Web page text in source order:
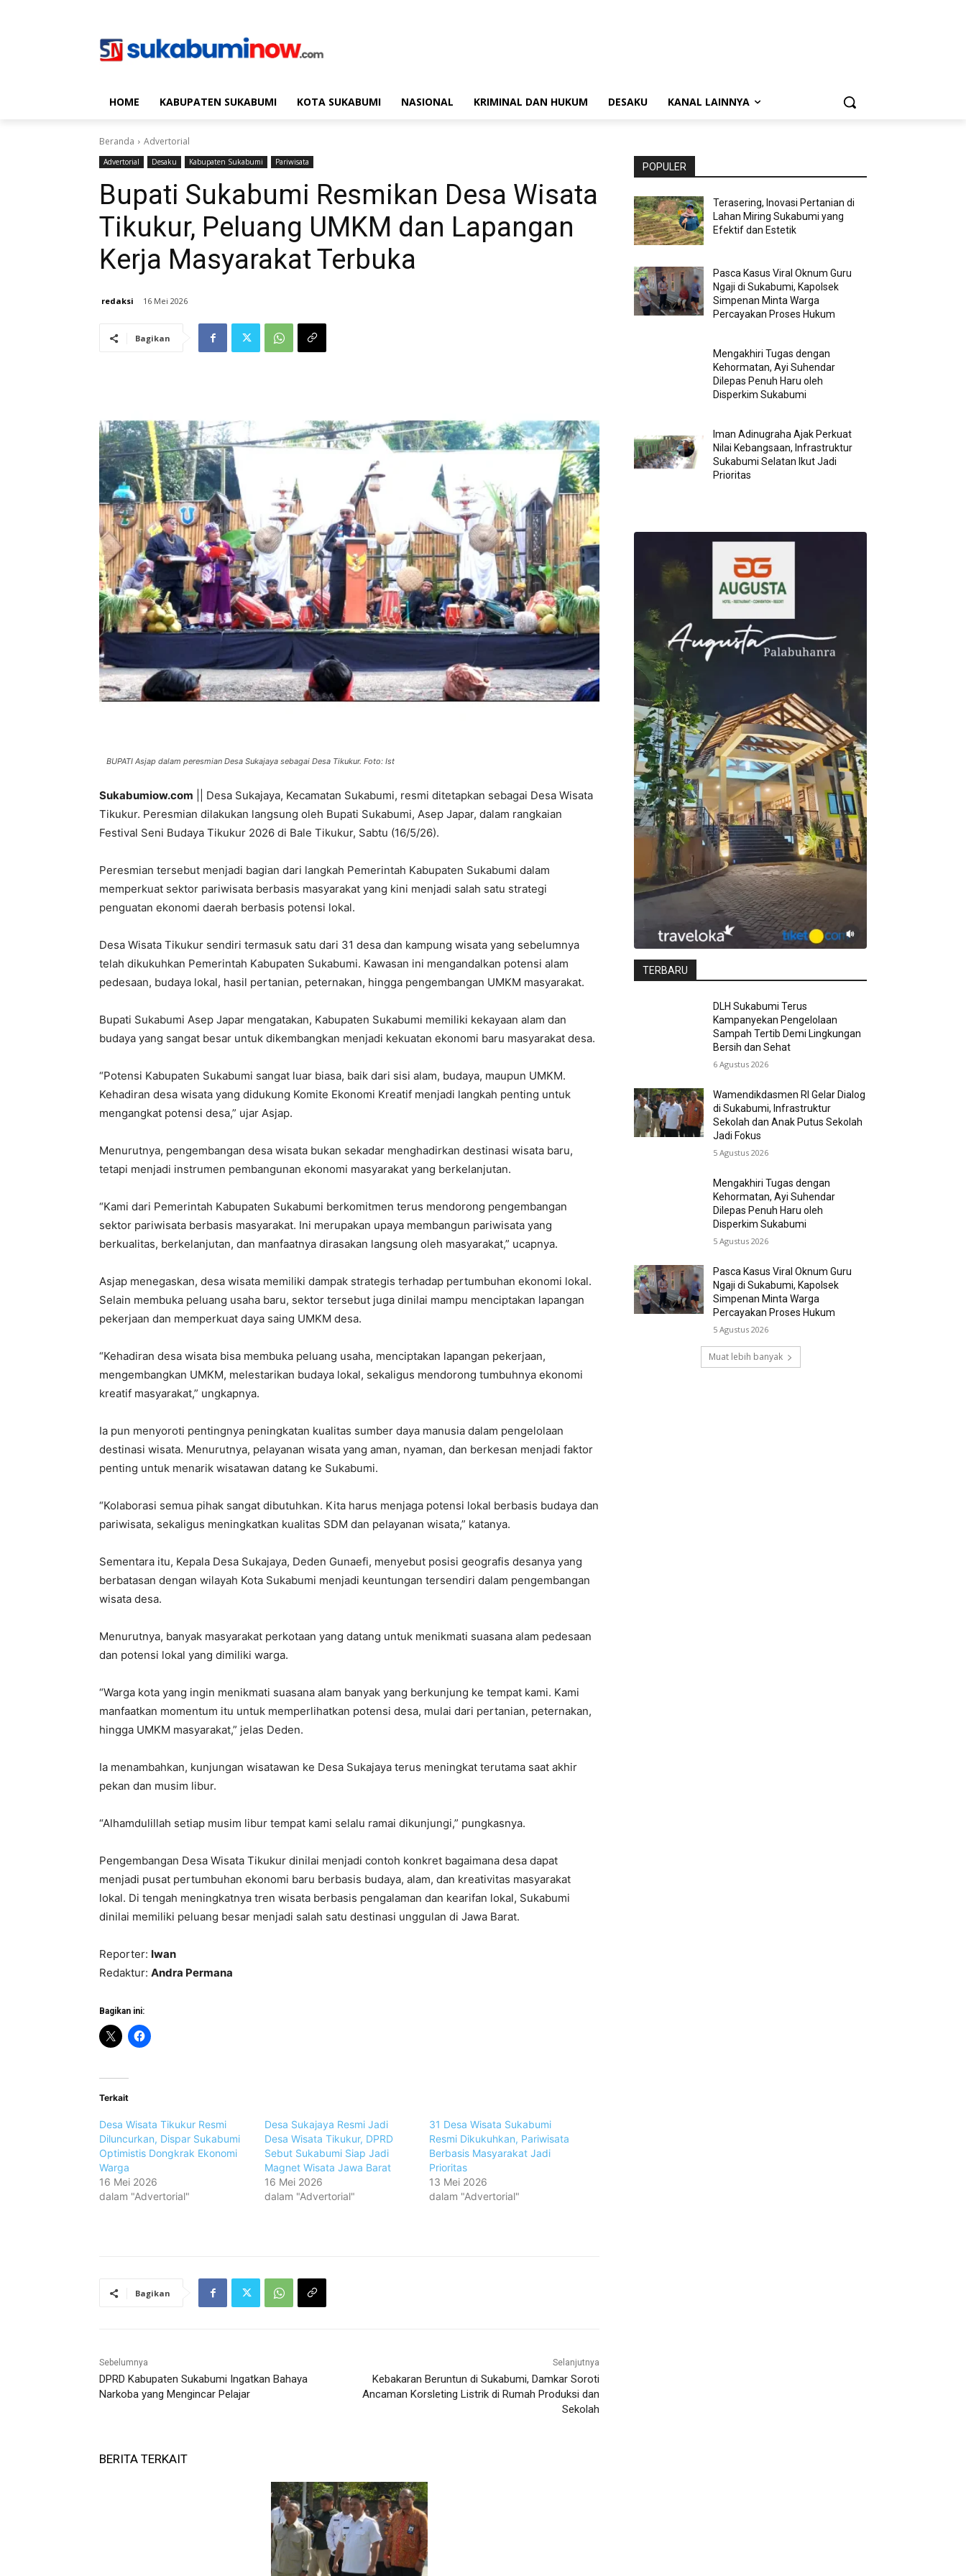
HOME KABUPATEN SUKABUMI KOTA SUKABUMI NASIONAL KRIMINAL DAN HUKUM DESAKU KANAL LAINNYA
Beranda Advertorial
Advertorial Desaku Kabupaten Sukabumi Pariwisata
Bupati Sukabumi Resmikan Desa Wisata
Tikukur, Peluang UMKM dan Lapangan
Kerja Masyarakat Terbuka
redaksi 16 Mei 2026
Bagikan
BUPATI Asjap dalam peresmian Desa Sukajaya sebagai Desa Tikukur. Foto: Ist
Sukabumiow.com || Desa Sukajaya, Kecamatan Sukabumi, resmi ditetapkan sebagai Desa Wisata
Tikukur. Peresmian dilakukan langsung oleh Bupati Sukabumi, Asep Japar, dalam rangkaian
Festival Seni Budaya Tikukur 2026 di Bale Tikukur, Sabtu (16/5/26).
Peresmian tersebut menjadi bagian dari langkah Pemerintah Kabupaten Sukabumi dalam
memperkuat sektor pariwisata berbasis masyarakat yang kini menjadi salah satu strategi
penguatan ekonomi daerah berbasis potensi lokal.
Desa Wisata Tikukur sendiri termasuk satu dari 31 desa dan kampung wisata yang sebelumnya
telah dikukuhkan Pemerintah Kabupaten Sukabumi. Kawasan ini mengandalkan potensi alam
pedesaan, budaya lokal, hasil pertanian, peternakan, hingga pengembangan UMKM masyarakat.
Bupati Sukabumi Asep Japar mengatakan, Kabupaten Sukabumi memiliki kekayaan alam dan
budaya yang sangat besar untuk dikembangkan menjadi kekuatan ekonomi baru masyarakat desa.
“Potensi Kabupaten Sukabumi sangat luar biasa, baik dari sisi alam, budaya, maupun UMKM.
Kehadiran desa wisata yang didukung Komite Ekonomi Kreatif menjadi langkah penting untuk
mengangkat potensi desa,” ujar Asjap.
Menurutnya, pengembangan desa wisata bukan sekadar menghadirkan destinasi wisata baru,
tetapi menjadi instrumen pembangunan ekonomi masyarakat yang berkelanjutan.
“Kami dari Pemerintah Kabupaten Sukabumi berkomitmen terus mendorong pengembangan
sektor pariwisata berbasis masyarakat. Ini merupakan upaya membangun pariwisata yang
berkualitas, berkelanjutan, dan manfaatnya dirasakan langsung oleh masyarakat,” ucapnya.
Asjap menegaskan, desa wisata memiliki dampak strategis terhadap pertumbuhan ekonomi lokal.
Selain membuka peluang usaha baru, sektor tersebut juga dinilai mampu menciptakan lapangan
pekerjaan dan memperkuat daya saing UMKM desa.
“Kehadiran desa wisata bisa membuka peluang usaha, menciptakan lapangan pekerjaan,
mengembangkan UMKM, melestarikan budaya lokal, sekaligus mendorong tumbuhnya ekonomi
kreatif masyarakat,” ungkapnya.
Ia pun menyoroti pentingnya peningkatan kualitas sumber daya manusia dalam pengelolaan
destinasi wisata. Menurutnya, pelayanan wisata yang aman, nyaman, dan berkesan menjadi faktor
penting untuk menarik wisatawan datang ke Sukabumi.
“Kolaborasi semua pihak sangat dibutuhkan. Kita harus menjaga potensi lokal berbasis budaya dan
pariwisata, sekaligus meningkatkan kualitas SDM dan pelayanan wisata,” katanya.
Sementara itu, Kepala Desa Sukajaya, Deden Gunaefi, menyebut posisi geografis desanya yang
berbatasan dengan wilayah Kota Sukabumi menjadi keuntungan tersendiri dalam pengembangan
wisata desa.
Menurutnya, banyak masyarakat perkotaan yang datang untuk menikmati suasana alam pedesaan
dan potensi lokal yang dimiliki warga.
“Warga kota yang ingin menikmati suasana alam banyak yang berkunjung ke tempat kami. Kami
manfaatkan momentum itu untuk memperlihatkan potensi desa, mulai dari pertanian, peternakan,
hingga UMKM masyarakat,” jelas Deden.
Ia menambahkan, kunjungan wisatawan ke Desa Sukajaya terus meningkat terutama saat akhir
pekan dan musim libur.
“Alhamdulillah setiap musim libur tempat kami selalu ramai dikunjungi,” pungkasnya.
Pengembangan Desa Wisata Tikukur dinilai menjadi contoh konkret bagaimana desa dapat
menjadi pusat pertumbuhan ekonomi baru berbasis budaya, alam, dan kreativitas masyarakat
lokal. Di tengah meningkatnya tren wisata berbasis pengalaman dan kearifan lokal, Sukabumi
dinilai memiliki peluang besar menjadi salah satu destinasi unggulan di Jawa Barat.
Reporter: Iwan
Redaktur: Andra Permana
Bagikan ini:
Terkait
Desa Wisata Tikukur Resmi
Diluncurkan, Dispar Sukabumi
Optimistis Dongkrak Ekonomi
Warga
16 Mei 2026
dalam "Advertorial"
Desa Sukajaya Resmi Jadi
Desa Wisata Tikukur, DPRD
Sebut Sukabumi Siap Jadi
Magnet Wisata Jawa Barat
16 Mei 2026
dalam "Advertorial"
31 Desa Wisata Sukabumi
Resmi Dikukuhkan, Pariwisata
Berbasis Masyarakat Jadi
Prioritas
13 Mei 2026
dalam "Advertorial"
Bagikan
Sebelumnya
DPRD Kabupaten Sukabumi Ingatkan Bahaya
Narkoba yang Mengincar Pelajar
Selanjutnya
Kebakaran Beruntun di Sukabumi, Damkar Soroti
Ancaman Korsleting Listrik di Rumah Produksi dan
Sekolah
BERITA TERKAIT
POPULER
Terasering, Inovasi Pertanian di
Lahan Miring Sukabumi yang
Efektif dan Estetik
Pasca Kasus Viral Oknum Guru
Ngaji di Sukabumi, Kapolsek
Simpenan Minta Warga
Percayakan Proses Hukum
Mengakhiri Tugas dengan
Kehormatan, Ayi Suhendar
Dilepas Penuh Haru oleh
Disperkim Sukabumi
Iman Adinugraha Ajak Perkuat
Nilai Kebangsaan, Infrastruktur
Sukabumi Selatan Ikut Jadi
Prioritas
TERBARU
DLH Sukabumi Terus
Kampanyekan Pengelolaan
Sampah Tertib Demi Lingkungan
Bersih dan Sehat
6 Agustus 2026
Wamendikdasmen RI Gelar Dialog
di Sukabumi, Infrastruktur
Sekolah dan Anak Putus Sekolah
Jadi Fokus
5 Agustus 2026
Mengakhiri Tugas dengan
Kehormatan, Ayi Suhendar
Dilepas Penuh Haru oleh
Disperkim Sukabumi
5 Agustus 2026
Pasca Kasus Viral Oknum Guru
Ngaji di Sukabumi, Kapolsek
Simpenan Minta Warga
Percayakan Proses Hukum
5 Agustus 2026
Muat lebih banyak